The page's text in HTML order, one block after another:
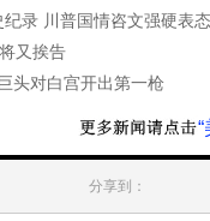
纪录 川普国情咨文强硬表态
又挨告
头对白宫开出第一枪
分享到：